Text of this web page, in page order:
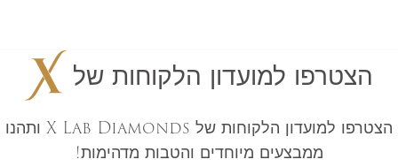
הצטרפו למועדון הלקוחות של
הצטרפו למועדון הלקוחות של X Lab Diamonds ותהנו
ממבצעים מיוחדים והטבות מדהימות!